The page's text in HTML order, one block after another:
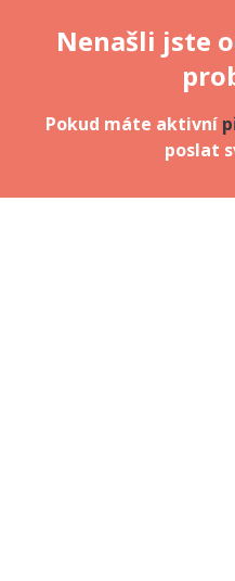
Nenašli jste
Pokud máte aktivní
poslat